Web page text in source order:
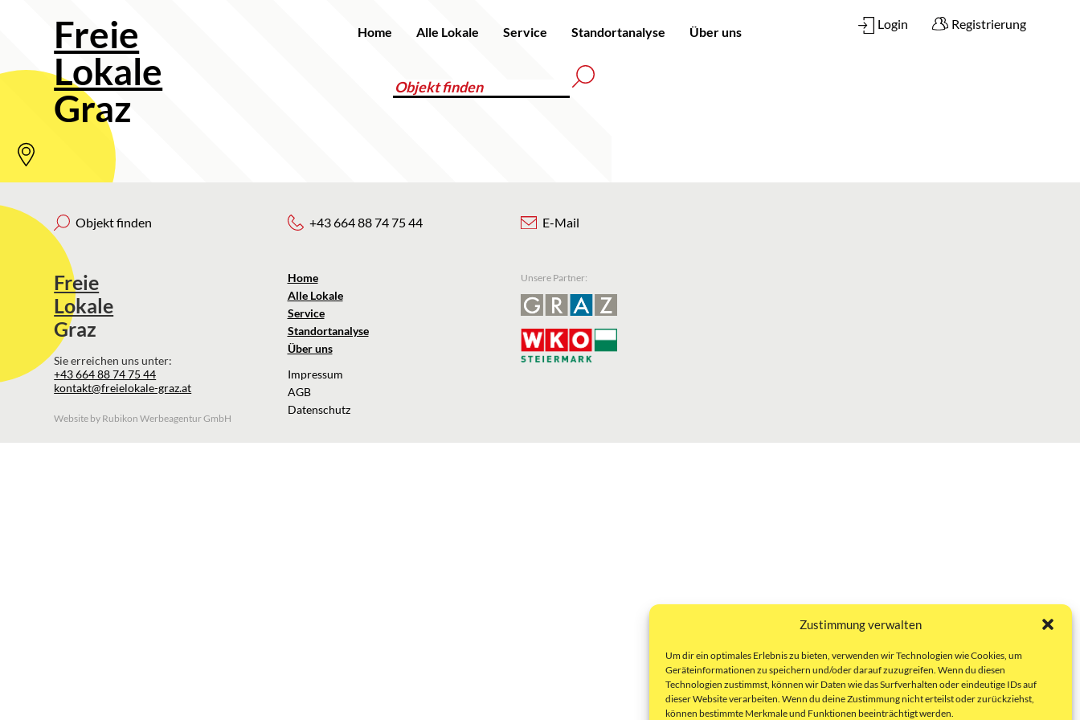
Zustimmung verwalten
Um dir ein optimales Erlebnis zu bieten, verwenden wir Technologien wie Cookies, um
Geräteinformationen zu speichern und/oder darauf zuzugreifen. Wenn du diesen
Technologien zustimmst, können wir Daten wie das Surfverhalten oder eindeutige IDs auf
dieser Website verarbeiten. Wenn du deine Zustimmung nicht erteilst oder zurückziehst,
können bestimmte Merkmale und Funktionen beeinträchtigt werden.
Freie
Lokale
Graz
Home Alle Lokale Service Standortanalyse Über uns
Login Registrierung
Objekt finden
Freie
Lokale
Graz
Sie erreichen uns unter:
+43 664 88 74 75 44
kontakt@freielokale-graz.at
Website by Rubikon Werbeagentur GmbH
+43 664 88 74 75 44
Home
Alle Lokale
Service
Standortanalyse
Über uns
Impressum
AGB
Datenschutz
E-Mail
Unsere Partner: